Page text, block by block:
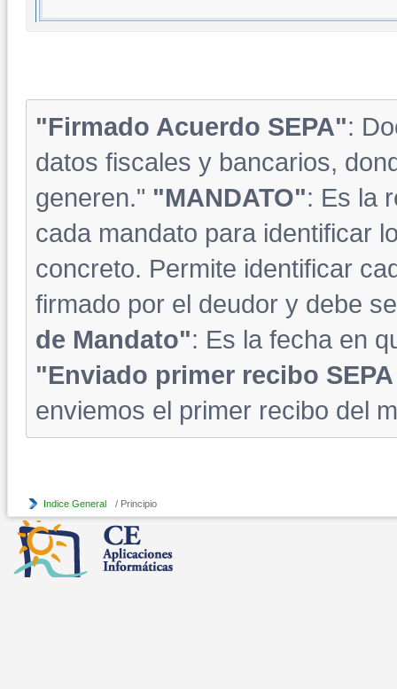
"Firmado Acuerdo SEPA":
datos fiscales y bancarios,
generen." "MANDATO": Es la
cada mandato para identificar
concreto. Permite identificar
firmado por el deudor y debe
de Mandato": Es la fecha en
"Enviado primer recibo
enviemos el primer recibo del
Indice General / Principio